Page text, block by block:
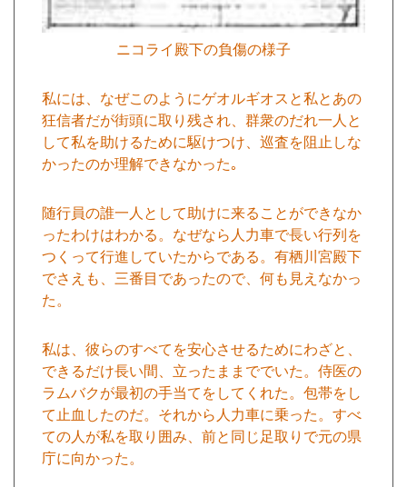
ニコライ殿下の負傷の様子
私には、なぜこのようにゲオルギオスと私とあの
狂信者だが街頭に取り残され、群衆のだれ一人と
して私を助けるために駆けつけ、巡査を阻止しな
かったのか理解できなかった｡
随行員の誰一人として助けに来ることができなか
ったわけはわかる。なぜなら人力車で長い行列を
つくって行進していたからである。有栖川宮殿下
でさえも、三番目であったので、何も見えなかっ
た。
私は、彼らのすべてを安心させるためにわざと、
できるだけ長い間、立ったままででいた。侍医の
ラムバクが最初の手当てをしてくれた。包帯をし
て止血したのだ。それから人力車に乗った。すべ
ての人が私を取り囲み、前と同じ足取りで元の県
庁に向かった。